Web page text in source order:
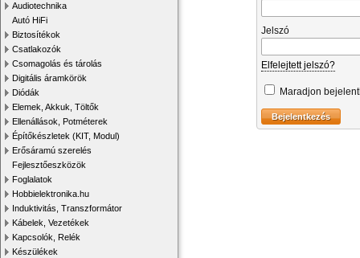
Audiotechnika
Autó HiFi
Biztosítékok
Csatlakozók
Csomagolás és tárolás
Digitális áramkörök
Diódák
Elemek, Akkuk, Töltők
Ellenállások, Potméterek
Építőkészletek (KIT, Modul)
Erősáramú szerelés
Fejlesztőeszközök
Foglalatok
Hobbielektronika.hu
Induktivitás, Transzformátor
Kábelek, Vezetékek
Kapcsolók, Relék
Készülékek
Jelszó
Elfelejtett jelszó?
Maradjon